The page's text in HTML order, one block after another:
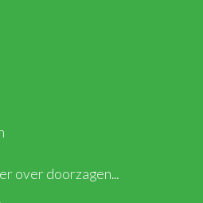
over doorzagen...